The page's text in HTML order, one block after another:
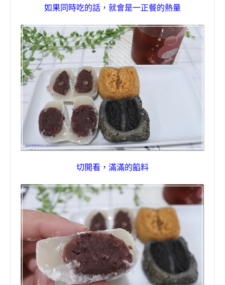
如果同時吃的話，就會是一正餐的熱量
切開看，滿滿的餡料